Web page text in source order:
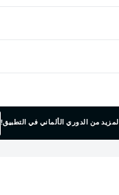
المزيد من الدوري الألماني في التطبيق!